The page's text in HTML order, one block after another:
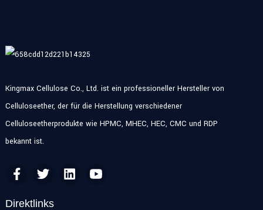
Kingmax Cellulose Co., Ltd. ist ein professioneller Hersteller von
Celluloseether, der für die Herstellung verschiedener
Celluloseetherprodukte wie HPMC, MHEC, HEC, CMC und RDP
bekannt ist.
Direktlinks